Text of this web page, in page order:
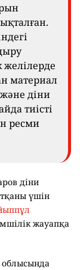
желілерде
материал
діни
тиісті
ресми
діни
үшін
жауапқа
облысында